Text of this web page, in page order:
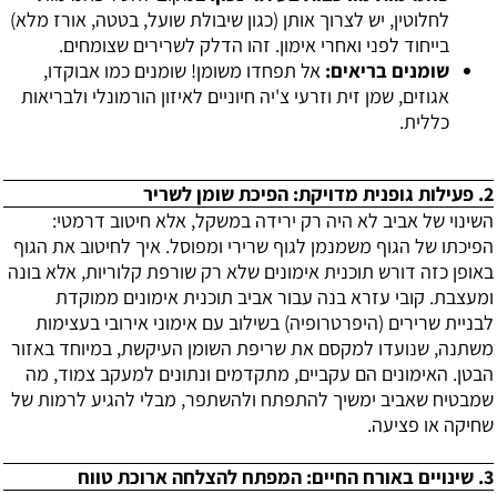
לחלוטין, יש לצרוך אותן (כגון שיבולת שועל, בטטה, אורז מלא)
בייחוד לפני ואחרי אימון. זהו הדלק לשרירים שצומחים.
שומנים בריאים: אל תפחדו משומן! שומנים כמו אבוקדו,
אגוזים, שמן זית וזרעי צ'יה חיוניים לאיזון הורמונלי ולבריאות
כללית.
2. פעילות גופנית מדויקת: הפיכת שומן לשריר
השינוי של אביב לא היה רק ירידה במשקל, אלא חיטוב דרמטי:
הפיכתו של הגוף משמנמן לגוף שרירי ומפוסל. איך לחיטוב את הגוף
באופן כזה דורש תוכנית אימונים שלא רק שורפת קלוריות, אלא בונה
ומעצבת. קובי עזרא בנה עבור אביב תוכנית אימונים ממוקדת
לבניית שרירים (היפרטרופיה) בשילוב עם אימוני אירובי בעצימות
משתנה, שנועדו למקסם את שריפת השומן העיקשת, במיוחד באזור
הבטן. האימונים הם עקביים, מתקדמים ונתונים למעקב צמוד, מה
שמבטיח שאביב ימשיך להתפתח ולהשתפר, מבלי להגיע לרמות של
שחיקה או פציעה.
3. שינויים באורח החיים: המפתח להצלחה ארוכת טווח